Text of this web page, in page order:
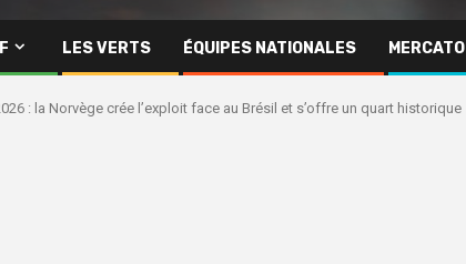
LES VERTS ÉQUIPES NATIONALES MERCATO
: la Norvège crée l’exploit face au Brésil et s’offre un quart historique